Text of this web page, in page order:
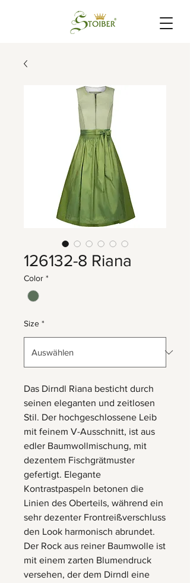
126132-8 Riana
Color *
Size *
Das Dirndl Riana besticht durch
seinen eleganten und zeitlosen
Stil. Der hochgeschlossene Leib
mit feinem V-Ausschnitt, ist aus
edler Baumwollmischung, mit
dezentem Fischgrätmuster
gefertigt. Elegante
Kontrastpaspeln betonen die
Linien des Oberteils, während ein
sehr dezenter Frontreißverschluss
den Look harmonisch abrundet.
Der Rock aus reiner Baumwolle ist
mit einem zarten Blumendruck
versehen, der dem Dirndl eine